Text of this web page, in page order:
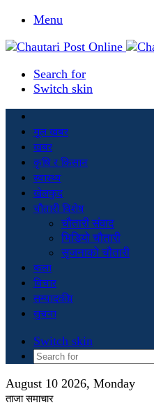
Menu
Search for
Switch skin
मूल खबर
खबर
कृषि र किसान
स्वास्थ्य
खेलकुद
चौतारी विशेष
चौतारी संवाद
भिडियो चौतारी
सृजनाको चौतारी
कला
विचार
सम्पादकीय
सुचना
Switch skin
August 10 2026, Monday
ताजा समाचार